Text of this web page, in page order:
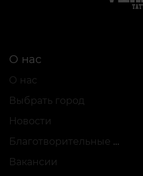
О нас
О нас
Выбрать город
Новости
Благотворительные проекты
Вакансии